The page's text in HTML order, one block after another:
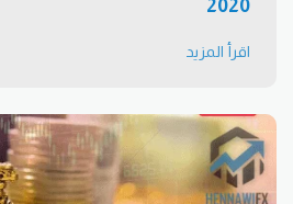
2020
اقرأ المزيد